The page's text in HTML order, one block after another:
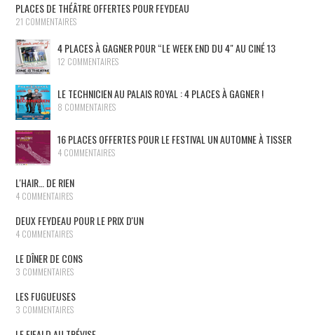
PLACES DE THÉÂTRE OFFERTES POUR FEYDEAU
21 COMMENTAIRES
4 PLACES À GAGNER POUR “LE WEEK END DU 4″ AU CINÉ 13
12 COMMENTAIRES
LE TECHNICIEN AU PALAIS ROYAL : 4 PLACES À GAGNER !
8 COMMENTAIRES
16 PLACES OFFERTES POUR LE FESTIVAL UN AUTOMNE À TISSER
4 COMMENTAIRES
L'HAIR… DE RIEN
4 COMMENTAIRES
DEUX FEYDEAU POUR LE PRIX D'UN
4 COMMENTAIRES
LE DÎNER DE CONS
3 COMMENTAIRES
LES FUGUEUSES
3 COMMENTAIRES